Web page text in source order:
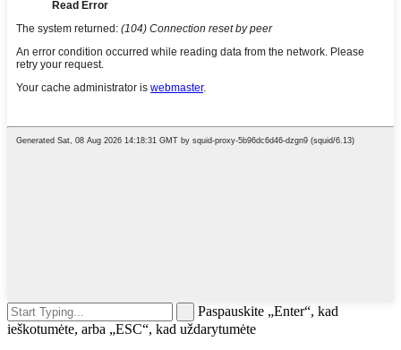
Paspauskite „Enter“, kad
ieškotumėte, arba „ESC“, kad uždarytumėte